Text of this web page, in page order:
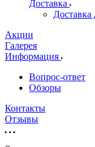
Доставка
Доставка
Акции
Галерея
Информация
Вопрос-ответ
Обзоры
Контакты
Отзывы